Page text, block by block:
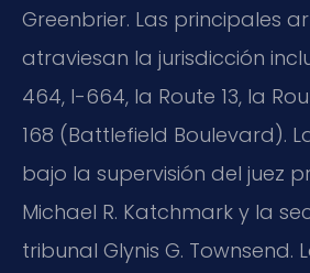
Greenbrier. Las principales
atraviesan la jurisdicción
464, I-664, la Route 13, la
168 (Battlefield Boulevard).
bajo la supervisión del juez
Michael R. Katchmark y la
tribunal Glynis G. Townsend.